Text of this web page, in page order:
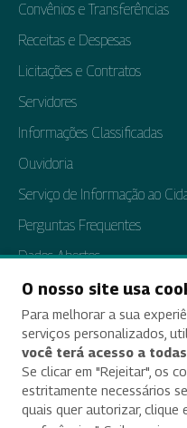
Convênios e Transferências
Receitas e Despesas
Licitações e Contratos
Servidores
Informações Classificadas
Ouvidoria
Serviço de Informação ao
Perguntas Frequentes
Dados Abertos
Tratamento de Dados Pessoais
Transparência e Prestação de
O nosso site usa
Para melhorar a sua
serviços personalizados,
você terá acesso a
Se clicar em "Rejeitar", os
estritamente necessários
quais quer autorizar, clique